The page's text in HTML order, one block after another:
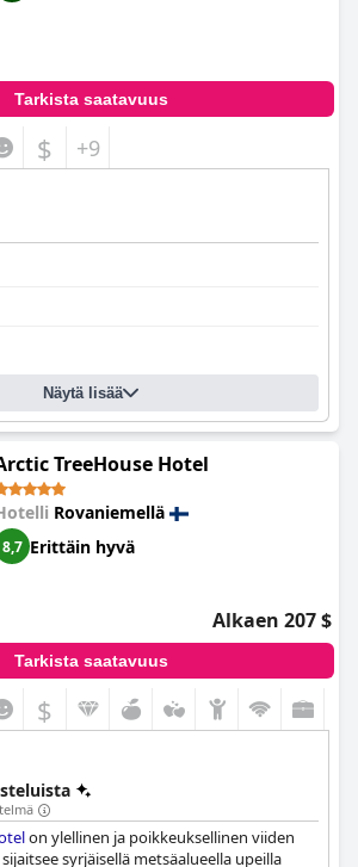
Tarkista saatavuus
$ +9
Näytä lisää
TreeHouse Hotel
Rovaniemellä
8,7 Erittäin hyvä
Alkaen 207 $
Tarkista saatavuus
$
on ylellinen ja poikkeuksellinen viiden
syrjäisellä metsäalueella upeilla